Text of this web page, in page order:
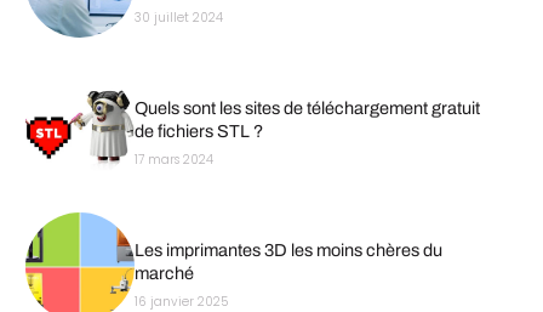
30 juillet 2024
Quels sont les sites de téléchargement gratuit
de fichiers STL ?
17 mars 2024
Les imprimantes 3D les moins chères du
marché
16 janvier 2025